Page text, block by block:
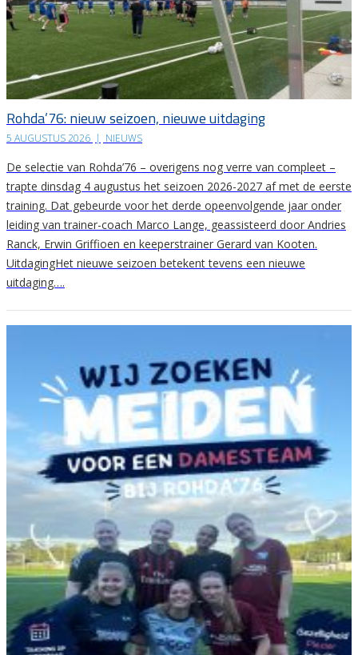
Rohda’76: nieuw seizoen, nieuwe uitdaging
5 AUGUSTUS 2026 | NIEUWS
De selectie van Rohda’76 – overigens nog verre van compleet –
trapte dinsdag 4 augustus het seizoen 2026-2027 af met de eerste
training. Dat gebeurde voor het derde opeenvolgende jaar onder
leiding van trainer-coach Marco Lange, geassisteerd door Andries
Ranck, Erwin Griffioen en keeperstrainer Gerard van Kooten.
UitdagingHet nieuwe seizoen betekent tevens een nieuwe
uitdaging….